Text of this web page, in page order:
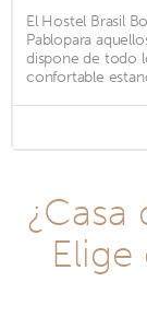
El Hostel Brasil
Pablopara
dispone de todo
confortable